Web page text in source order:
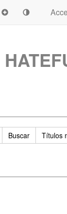
Buscar Títulos